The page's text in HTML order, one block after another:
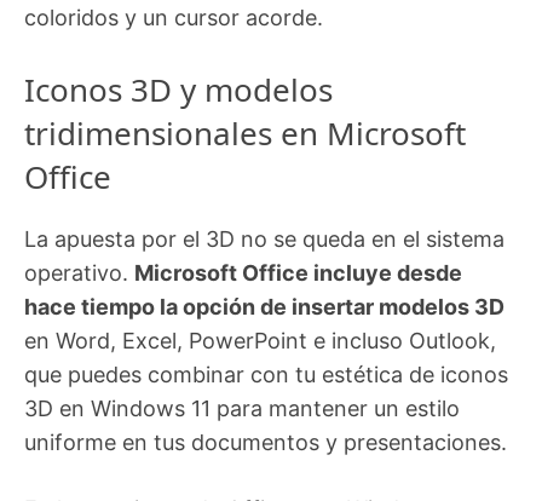
coloridos y un cursor acorde.
Iconos 3D y modelos
tridimensionales en Microsoft
Office
La apuesta por el 3D no se queda en el sistema
operativo. Microsoft Office incluye desde
hace tiempo la opción de insertar modelos 3D
en Word, Excel, PowerPoint e incluso Outlook,
que puedes combinar con tu estética de iconos
3D en Windows 11 para mantener un estilo
uniforme en tus documentos y presentaciones.